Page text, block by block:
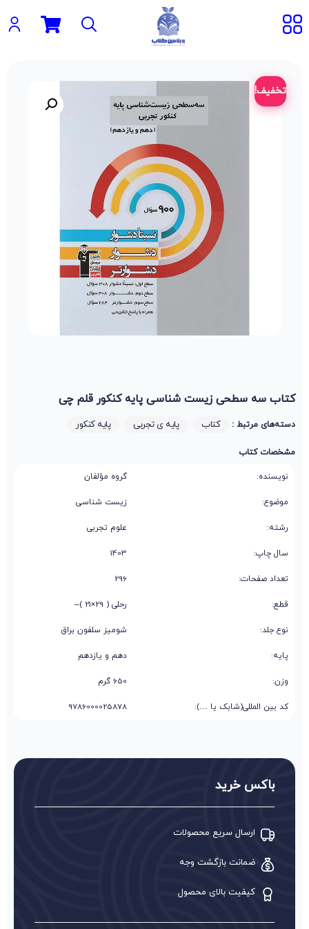
تخفیف!
کتاب سه سطحی زیست شناسی پایه کنکور قلم چی
دسته‌های مرتبط : کتاب پایه ی تجربی پایه کنکور
مشخصات کتاب
نویسنده: گروه مؤلفان
موضوع: زیست شناسی
رشته: علوم تجربی
سال چاپ: 1403
تعداد صفحات: 296
قطع: رحلی ( 29×21 )~
نوع جلد: شومیز سلفون براق
پایه: دهم و یازدهم
وزن: 650 گرم
کد بین المللی(شابک یا …): 9786000025878
باکس خرید
ارسال سریع محصولات
ضمانت بازگشت وجه
کیفیت بالای محصول